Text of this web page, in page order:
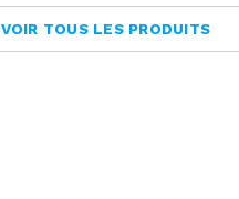
VOIR TOUS LES PRODUITS